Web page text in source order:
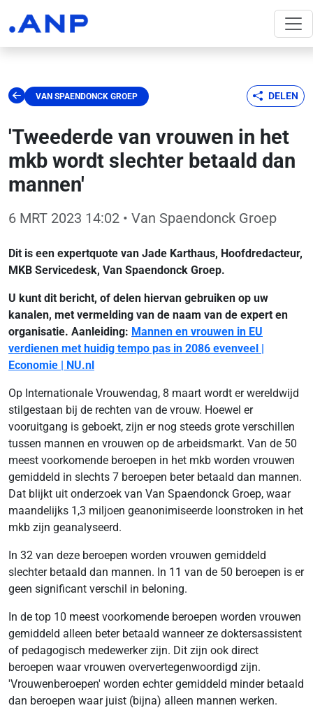
VAN SPAENDONCK GROEP DELEN
'Tweederde van vrouwen in het
mkb wordt slechter betaald dan
mannen'
6 MRT 2023 14:02 • Van Spaendonck Groep
Dit is een expertquote van Jade Karthaus, Hoofdredacteur,
MKB Servicedesk, Van Spaendonck Groep.
U kunt dit bericht, of delen hiervan gebruiken op uw
kanalen, met vermelding van de naam van de expert en
organisatie. Aanleiding: Mannen en vrouwen in EU
verdienen met huidig tempo pas in 2086 evenveel |
Economie | NU.nl
Op Internationale Vrouwendag, 8 maart wordt er wereldwijd
stilgestaan bij de rechten van de vrouw. Hoewel er
vooruitgang is geboekt, zijn er nog steeds grote verschillen
tussen mannen en vrouwen op de arbeidsmarkt. Van de 50
meest voorkomende beroepen in het mkb worden vrouwen
gemiddeld in slechts 7 beroepen beter betaald dan mannen.
Dat blijkt uit onderzoek van Van Spaendonck Groep, waar
maandelijks 1,3 miljoen geanonimiseerde loonstroken in het
mkb zijn geanalyseerd.
In 32 van deze beroepen worden vrouwen gemiddeld
slechter betaald dan mannen. In 11 van de 50 beroepen is er
geen significant verschil in beloning.
In de top 10 meest voorkomende beroepen worden vrouwen
gemiddeld alleen beter betaald wanneer ze doktersassistent
of pedagogisch medewerker zijn. Dit zijn ook direct
beroepen waar vrouwen oververtegenwoordigd zijn.
'Vrouwenberoepen' worden echter gemiddeld minder betaald
dan beroepen waar juist (bijna) alleen mannen werken.